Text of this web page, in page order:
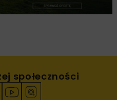
społeczności